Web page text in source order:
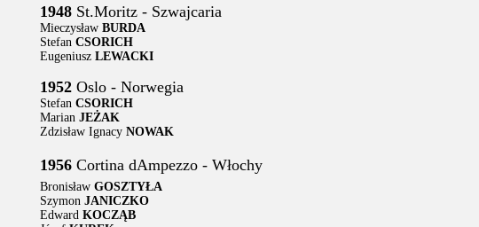
1948St.Moritz - Szwajcaria
Mieczysław BURDA
Stefan CSORICH
Eugeniusz LEWACKI
1952Oslo - Norwegia
Stefan CSORICH
Marian JEŻAK
Zdzisław Ignacy NOWAK
1956Cortina dAmpezzo - Włochy
Bronisław GOSZTYŁA
Szymon JANICZKO
Edward KOCZĄB